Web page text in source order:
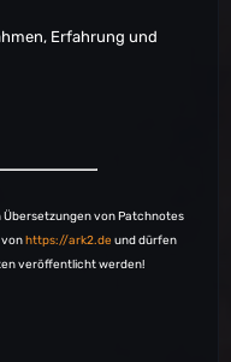
Erfahrung und
von Patchnotes
vonhttps://ark2.de und dürfen
veröffentlicht werden!